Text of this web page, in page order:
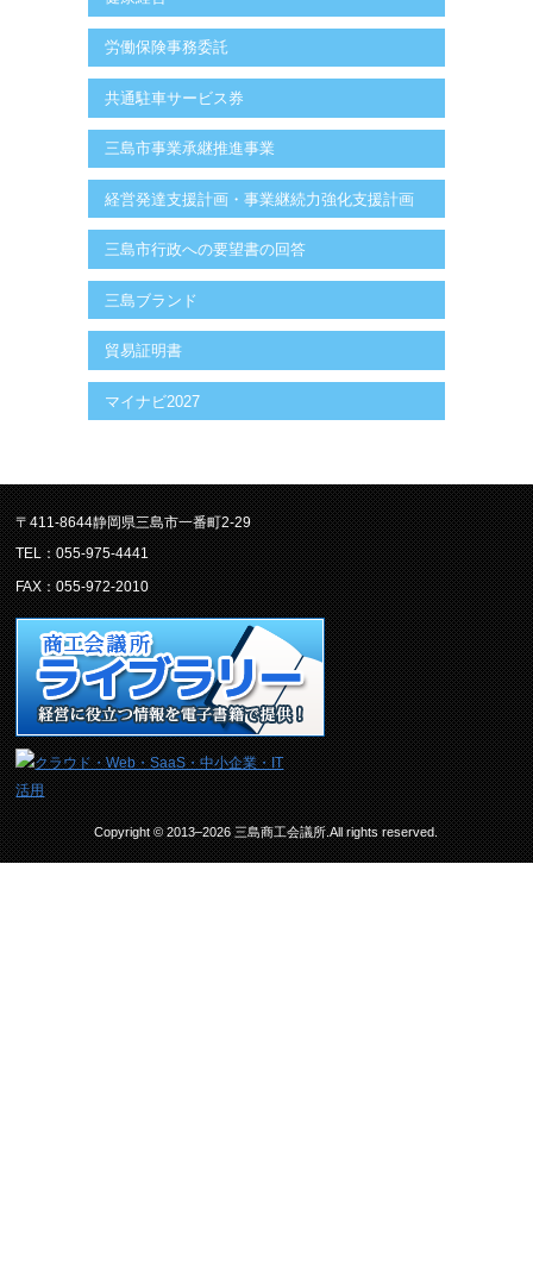
労働保険事務委託
共通駐車サービス券
三島市事業承継推進事業
経営発達支援計画・事業継続力強化支援計画
三島市行政への要望書の回答
三島ブランド
貿易証明書
マイナビ2027
〒411-8644静岡県三島市一番町2-29
TEL：055-975-4441
FAX：055-972-2010
Copyright © 2013–2026 三島商工会議所.All rights reserved.